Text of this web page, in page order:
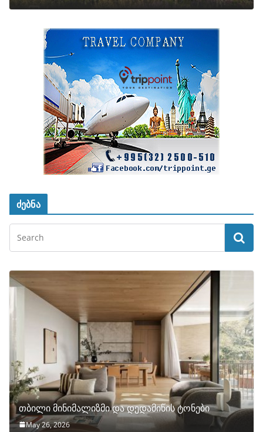
ძებნა
თბილი მინიმალიზმი და დედამიწის ტონები
May 26, 2026